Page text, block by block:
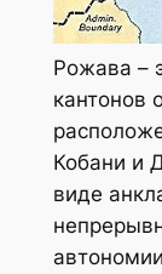
Рожава –
кантонов
Кобани и
виде